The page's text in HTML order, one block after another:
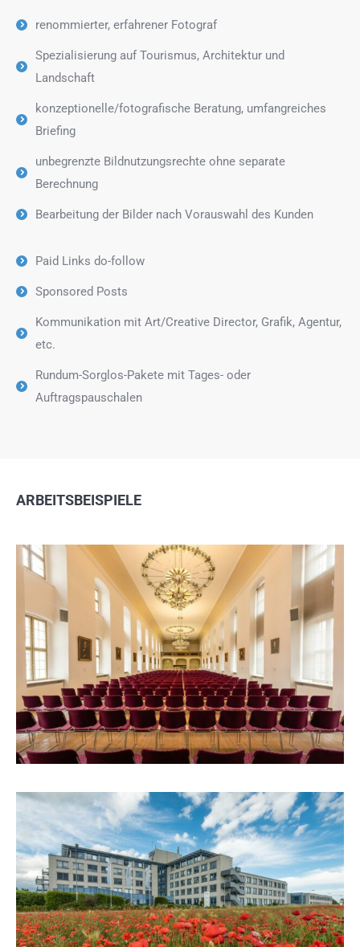
renommierter, erfahrener Fotograf
Spezialisierung auf Tourismus, Architektur und
Landschaft
konzeptionelle/fotografische Beratung, umfangreiches
Briefing
unbegrenzte Bildnutzungsrechte ohne separate
Berechnung
Bearbeitung der Bilder nach Vorauswahl des Kunden
Paid Links do-follow
Sponsored Posts
Kommunikation mit Art/Creative Director, Grafik, Agentur,
etc.
Rundum-Sorglos-Pakete mit Tages- oder
Auftragspauschalen
ARBEITSBEISPIELE